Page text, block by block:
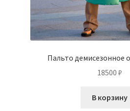
Пальто демисезонное
18500 ₽
В корзину